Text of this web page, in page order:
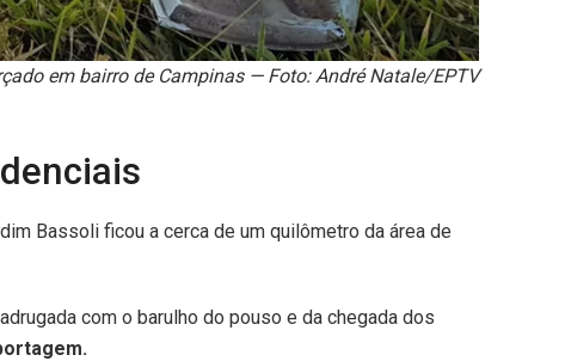
em bairro de Campinas — Foto: André Natale/EPTV
Bassoli ficou a cerca de um quilômetro da área de
com o barulho do pouso e da chegada dos